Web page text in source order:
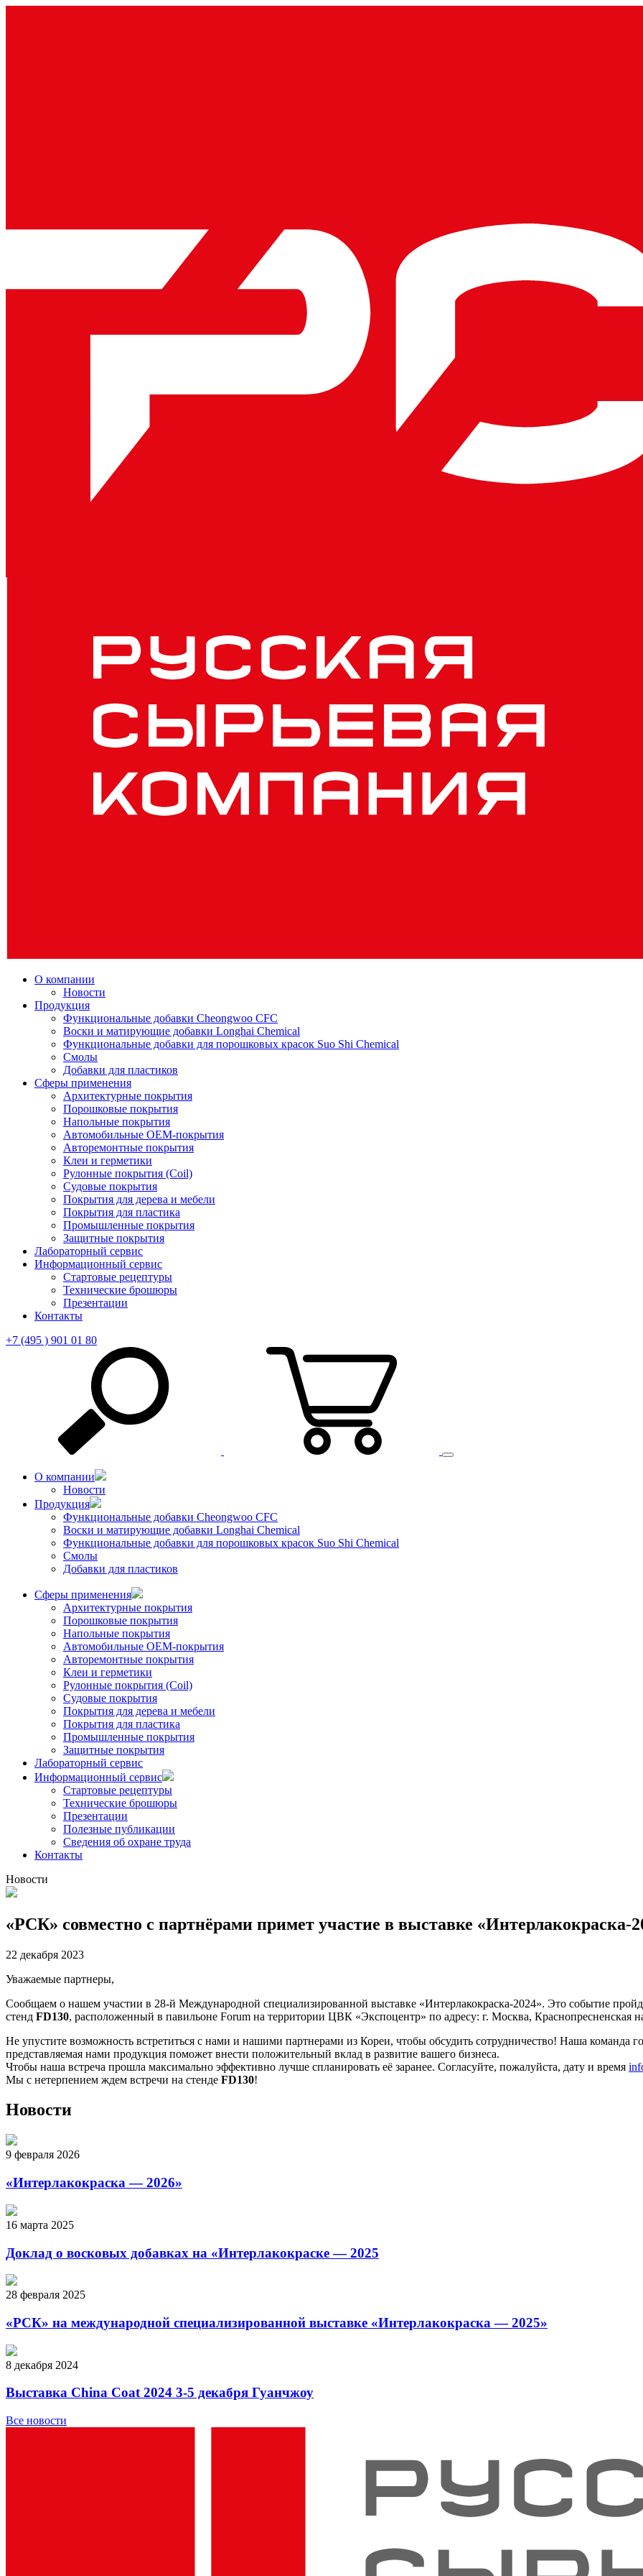
О компании
Новости
Продукция
Функциональные добавки Cheongwoo СFC
Воски и матирующие добавки Longhai Chemical
Функциональные добавки для порошковых красок Suo Shi Chemical
Смолы
Добавки для пластиков
Сферы применения
Архитектурные покрытия
Порошковые покрытия
Напольные покрытия
Автомобильные ОЕМ-покрытия
Авторемонтные покрытия
Клеи и герметики
Рулонные покрытия (Coil)
Судовые покрытия
Покрытия для дерева и мебели
Покрытия для пластика
Промышленные покрытия
Защитные покрытия
Лабораторный сервис
Информационный сервис
Стартовые рецептуры
Технические брошюры
Презентации
Контакты
+7 (495 ) 901 01 80
О компании
Новости
Продукция
Функциональные добавки Cheongwoo СFC
Воски и матирующие добавки Longhai Chemical
Функциональные добавки для порошковых красок Suo Shi Chemical
Смолы
Добавки для пластиков
Сферы применения
Архитектурные покрытия
Порошковые покрытия
Напольные покрытия
Автомобильные ОЕМ-покрытия
Авторемонтные покрытия
Клеи и герметики
Рулонные покрытия (Coil)
Судовые покрытия
Покрытия для дерева и мебели
Покрытия для пластика
Промышленные покрытия
Защитные покрытия
Лабораторный сервис
Информационный сервис
Стартовые рецептуры
Технические брошюры
Презентации
Полезные публикации
Сведения об охране труда
Контакты
Новости
«РСК» совместно с партнёрами примет участие в выставке «Интерлакокраска-
22 декабря 2023
Уважаемые партнеры,
Сообщаем о нашем участии в 28-й Международной специализированной выставке «Интерлакокраска-2024». Это событие
стенд FD130, расположенный в павильоне Forum на территории ЦВК «Экспоцентр» по адресу: г. Москва, Краснопресненская
Не упустите возможность встретиться с нами и нашими партнерами из Кореи, чтобы обсудить сотрудничество! Наша команда
представляемая нами продукция поможет внести положительный вклад в развитие вашего бизнеса.
Чтобы наша встреча прошла максимально эффективно лучше спланировать её заранее. Согласуйте, пожалуйста, дату и время
Мы с нетерпением ждем встречи на стенде FD130!
Новости
9 февраля 2026
«Интерлакокраска — 2026»
16 марта 2025
Доклад о восковых добавках на «Интерлакокраске — 2025
28 февраля 2025
«РСК» на международной специализированной выставке «Интерлакокраска — 2025»
8 декабря 2024
Выставка China Coat 2024 3-5 декабря Гуанчжоу
Все новости